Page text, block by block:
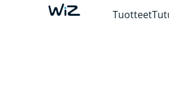
Tuotteet